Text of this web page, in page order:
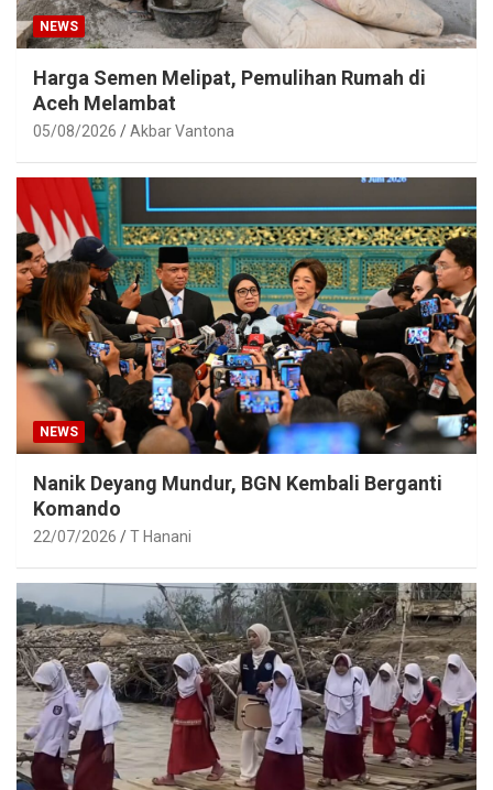
NEWS
Harga Semen Melipat, Pemulihan Rumah di
Aceh Melambat
05/08/2026 Akbar Vantona
NEWS
Nanik Deyang Mundur, BGN Kembali Berganti
Komando
22/07/2026 T Hanani